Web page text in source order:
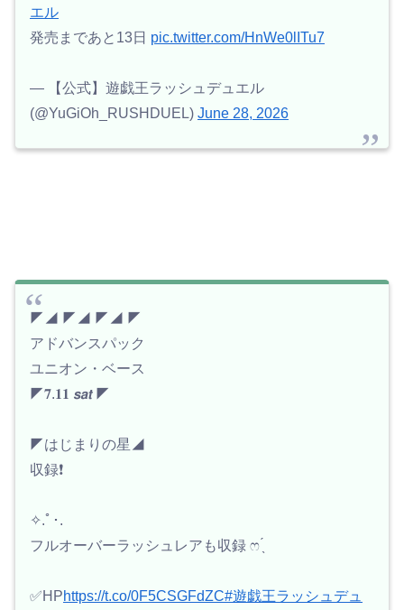
エル
発売まであと13日 pic.twitter.com/HnWe0lITu7
— 【公式】遊戯王ラッシュデュエル
(@YuGiOh_RUSHDUEL) June 28, 2026
◤◢ ◤◢ ◤◢ ◤
アドバンスパック
ユニオン・ベース
◤𝟕.𝟏𝟏 𝙨𝙖𝙩 ◤
◤はじまりの星◢
収録❗️
✧.ﾟ･.
フルオーバーラッシュレアも収録 ෆ ̖́
✅HPhttps://t.co/0F5CSGFdZC#遊戯王ラッシュデュ